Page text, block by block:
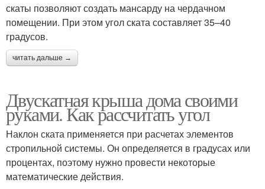
скаты позволяют создать мансарду на чердачном
помещении. При этом угол ската составляет 35–40
градусов.
читать дальше →
Двускатная крыша дома своими
руками. Как рассчитать угол
Наклон ската применяется при расчетах элементов
стропильной системы. Он определяется в градусах или
процентах, поэтому нужно провести некоторые
математические действия.